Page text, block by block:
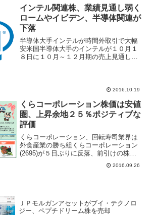
円...
インテル関連株、業績見通し弱く
ロームやイビデン、半導体関連が
下落
半導体大手インテルが時間外取引で大幅
安米国半導体大手のインテルが１０月１
８日に１０月～１２月期の売上見通しを
業績見通しが弱いことで日本... 2016.10.19
くらコーポレーション株価は安値
圏、上昇余地２５％ポジティブな
評価
くらコーポレーション、回転寿司業界は
外食産業の勝ち組くらコーポレーション
(2695)が５日ぶりに反落、前引けの株価
内証券から「外食産業の勝ち組」とポジ
2016.09.26
ＪＰモルガンアセットがブイ・テクノロ
ジー、ペプチドリーム株を売却